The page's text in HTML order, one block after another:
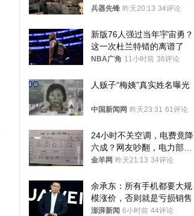
季前求和？
兵器先锋 昨天20:13 34评论
新版76人强过当年宇宙勇？
这一次杜兰特错的离谱了
NBA广角 11小时前 36评论
人贩子“梅姨”真实姓名曝光
中国新闻网 昨天23:31 61评论
24小时不关空调，电费竟降
六成？网友吵翻，电力部门
回应→
金羊网 昨天21:13 34评论
余承东：所有手机都要大规
模涨价，否则就是亏损销售
澎湃新闻 6小时前 44评论